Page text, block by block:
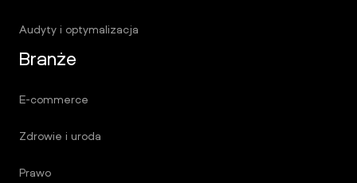
Audyty i optymalizacja
Branże
E-commerce
Zdrowie i uroda
Prawo